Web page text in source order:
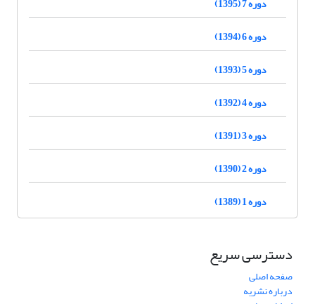
دوره 6 (1394)
دوره 5 (1393)
دوره 4 (1392)
دوره 3 (1391)
دوره 2 (1390)
دوره 1 (1389)
دسترسی سریع
صفحه اصلی
درباره نشریه